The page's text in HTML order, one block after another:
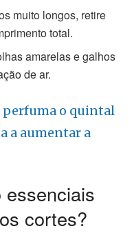
muito longos, retire
total.
amarelas e galhos
de ar.
perfuma o quintal
a aumentar a
cortes?